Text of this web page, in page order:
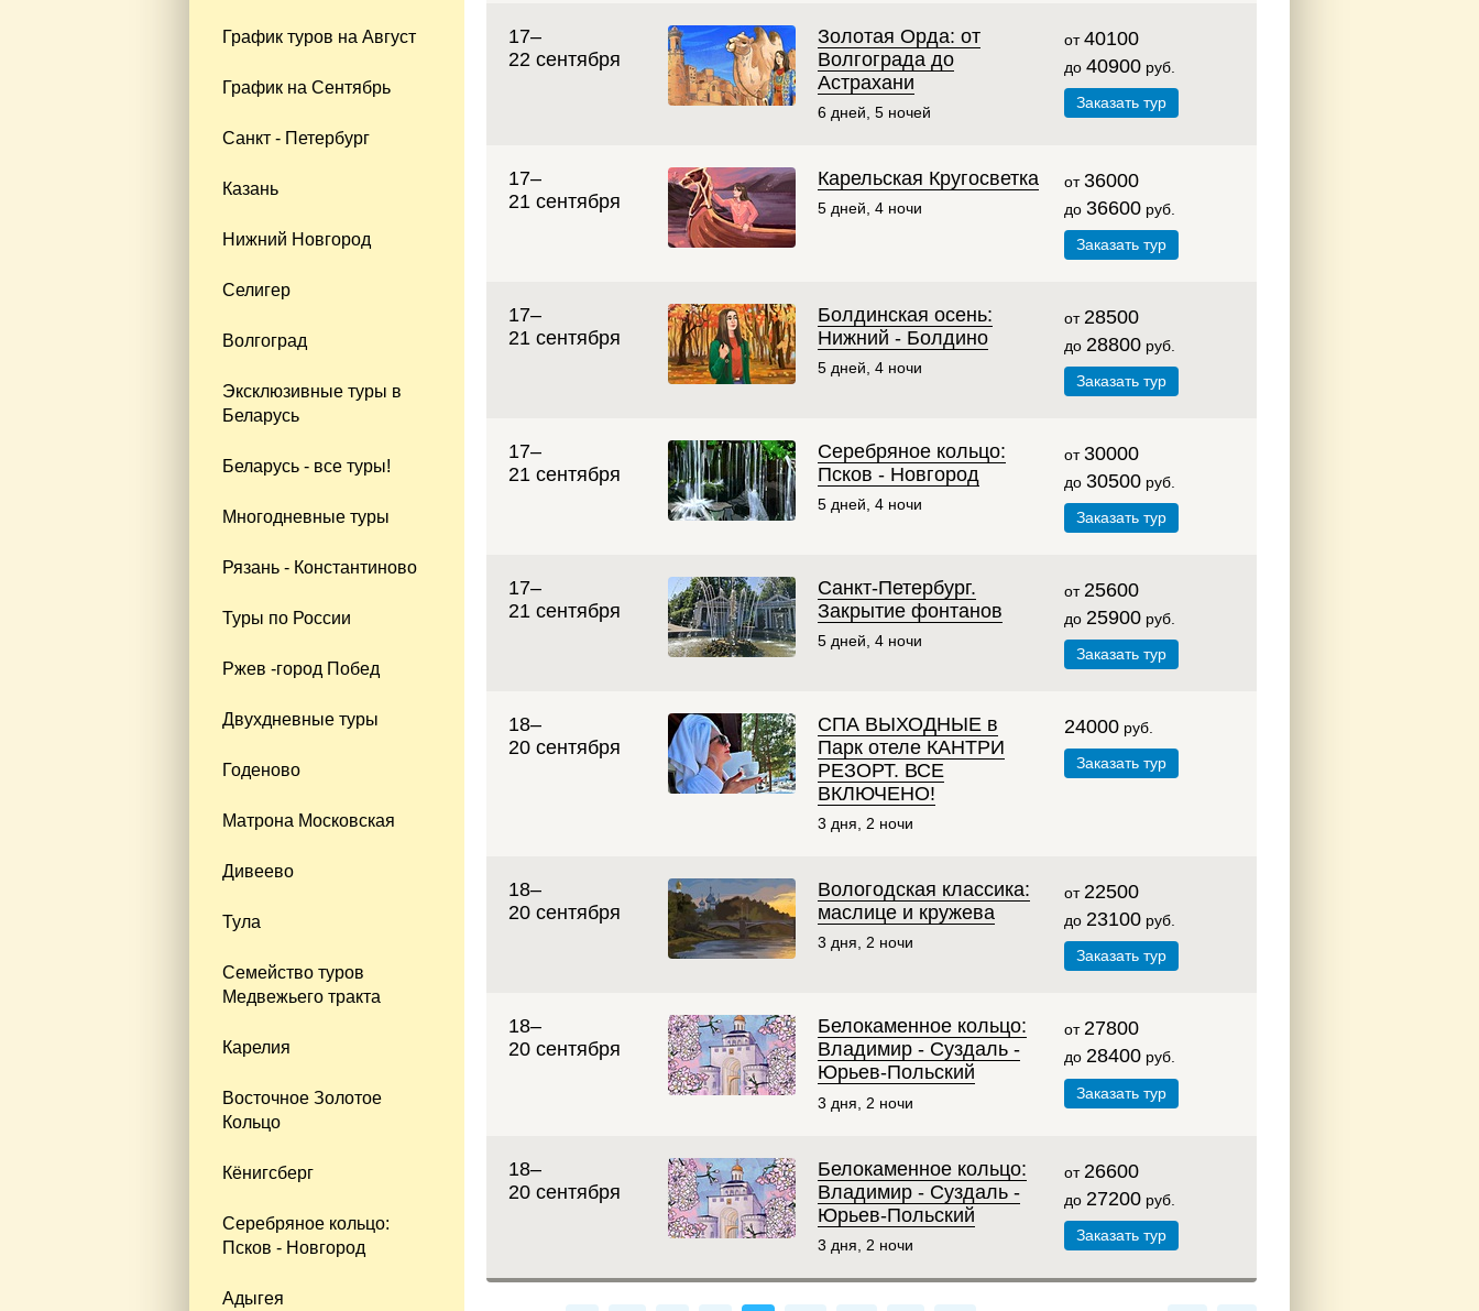
График туров на Август
График на Сентябрь
Санкт - Петербург
Казань
Нижний Новгород
Селигер
Волгоград
Эксклюзивные туры в
Беларусь
Беларусь - все туры!
Многодневные туры
Рязань - Константиново
Туры по России
Ржев -город Побед
Двухдневные туры
Годеново
Матрона Московская
Дивеево
Тула
Семейство туров
Медвежьего тракта
Карелия
Восточное Золотое
Кольцо
Кёнигсберг
Серебряное кольцо:
Псков - Новгород
Адыгея
17–
22 сентября
Золотая Орда: от
Волгограда до
Астрахани
6 дней, 5 ночей
от 40100
до 40900 руб.
Заказать тур
17–
21 сентября
Карельская Кругосветка
5 дней, 4 ночи
от 36000
до 36600 руб.
Заказать тур
17–
21 сентября
Болдинская осень:
Нижний - Болдино
5 дней, 4 ночи
от 28500
до 28800 руб.
Заказать тур
17–
21 сентября
Серебряное кольцо:
Псков - Новгород
5 дней, 4 ночи
от 30000
до 30500 руб.
Заказать тур
17–
21 сентября
Санкт-Петербург.
Закрытие фонтанов
5 дней, 4 ночи
от 25600
до 25900 руб.
Заказать тур
18–
20 сентября
СПА ВЫХОДНЫЕ в
Парк отеле КАНТРИ
РЕЗОРТ. ВСЕ
ВКЛЮЧЕНО!
3 дня, 2 ночи
24000 руб.
Заказать тур
18–
20 сентября
Вологодская классика:
маслице и кружева
3 дня, 2 ночи
от 22500
до 23100 руб.
Заказать тур
18–
20 сентября
Белокаменное кольцо:
Владимир - Суздаль -
Юрьев-Польский
3 дня, 2 ночи
от 27800
до 28400 руб.
Заказать тур
18–
20 сентября
Белокаменное кольцо:
Владимир - Суздаль -
Юрьев-Польский
3 дня, 2 ночи
от 26600
до 27200 руб.
Заказать тур